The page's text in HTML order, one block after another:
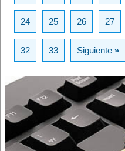
24 25 26 27
32 33 Siguiente»